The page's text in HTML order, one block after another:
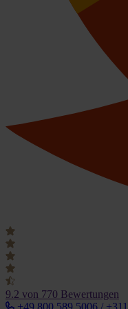
9.2 von 770 Bewertungen
+49 800 589 5006 /